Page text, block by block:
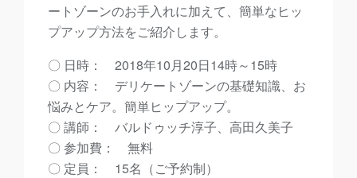
ートゾーンのお手入れに加えて、簡単なヒッ
プアップ方法をご紹介します。
〇 日時： 2018年10月20日14時～15時
〇 内容： デリケートゾーンの基礎知識、お
悩みとケア。簡単ヒップアップ。
〇 講師： バルドゥッチ淳子、高田久美子
〇 参加費： 無料
〇 定員： 15名（ご予約制）